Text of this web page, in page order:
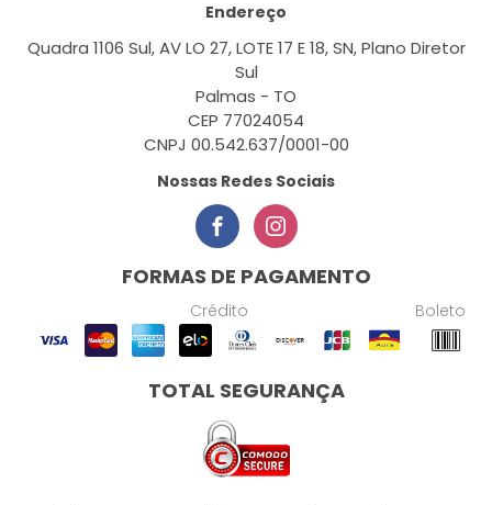
Endereço
Quadra 1106 Sul, AV LO 27, LOTE 17 E 18, SN, Plano Diretor
Sul
Palmas - TO
CEP 77024054
CNPJ 00.542.637/0001-00
Nossas Redes Sociais
FORMAS DE PAGAMENTO
Crédito Boleto
TOTAL SEGURANÇA